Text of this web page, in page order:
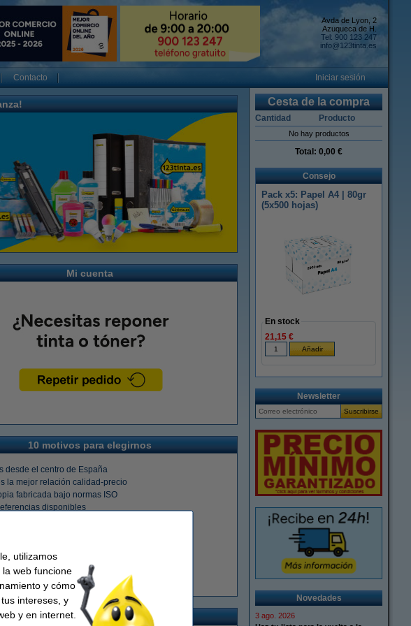
Avda de Lyon, 2
Azuqueca de H.
Tel: 900 123 247
info@123tinta.es
Contacto Iniciar sesión
Mi cuenta
10 motivos para elegirnos
desde el centro de España
la mejor relación calidad-precio
fabricada bajo normas ISO
disponibles
fácil e información clara
atención al cliente profesional
mucho tu opinión
Gastos de envío y gestión
Cesta de la compra
Cantidad Producto
No hay productos
Total: 0,00 €
Consejo
Pack x5: Papel A4 | 80gr
(5x500 hojas)
En stock
21,15 €
Newsletter
Novedades
3 ago. 2026
utilizamos
web funcione
y cómo
intereses, y
y en internet.